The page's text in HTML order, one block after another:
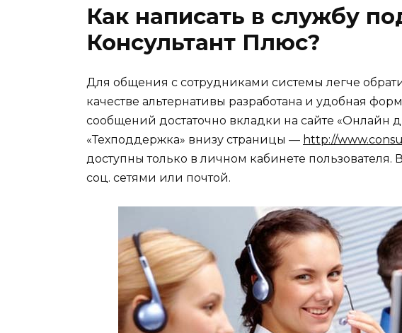
Как написать в службу
Консультант Плюс?
Для общения с сотрудниками системы легче
качестве альтернативы разработана и удобная
сообщений достаточно вкладки на сайте «Онлайн
«Техподдержка» внизу страницы — http://
доступны только в личном кабинете пользователя.
соц. сетями или почтой.